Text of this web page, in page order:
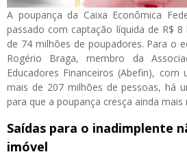
A poupança da Caixa Econômica
passado com captação líquida de R$
de 74 milhões de poupadores. Para o
Rogério Braga, membro da
Educadores Financeiros (Abefin), com
mais de 207 milhões de pessoas, há
para que a poupança cresça ainda mais
Saídas para o inadimplente
imóvel